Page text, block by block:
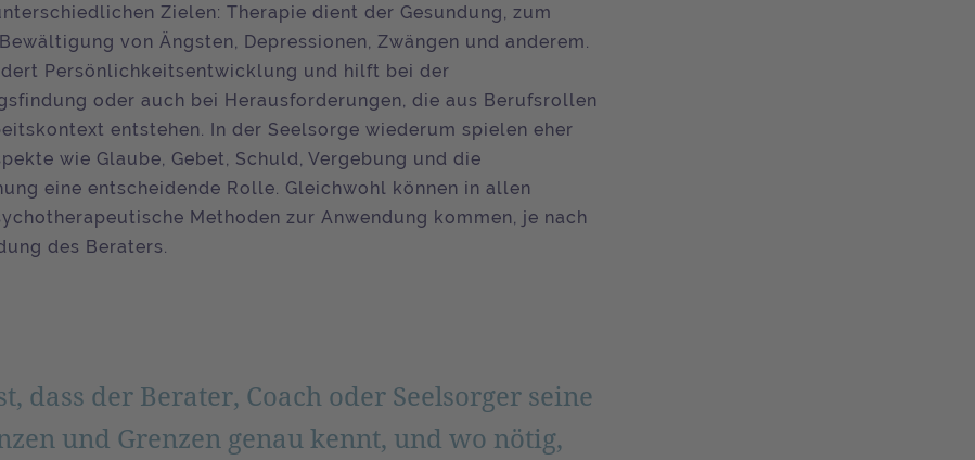
Zielen: Therapie dient der Gesundung, zum
von Ängsten, Depressionen, Zwängen und anderem.
Persönlichkeitsentwicklung und hilft bei der
oder auch bei Herausforderungen, die aus Berufsrollen
entstehen. In der Seelsorge wiederum spielen eher
wie Glaube, Gebet, Schuld, Vergebung und die
eine entscheidende Rolle. Gleichwohl können in allen
Methoden zur Anwendung kommen, je nach
des Beraters.
dass der Berater, Coach oder Seelsorger seine
und Grenzen genau kennt, und wo nötig,